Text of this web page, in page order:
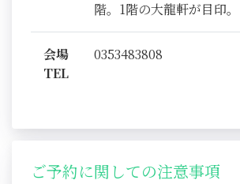
階。1階の大龍軒が目印。
会場
TEL
0353483808
ご予約に関しての注意事項